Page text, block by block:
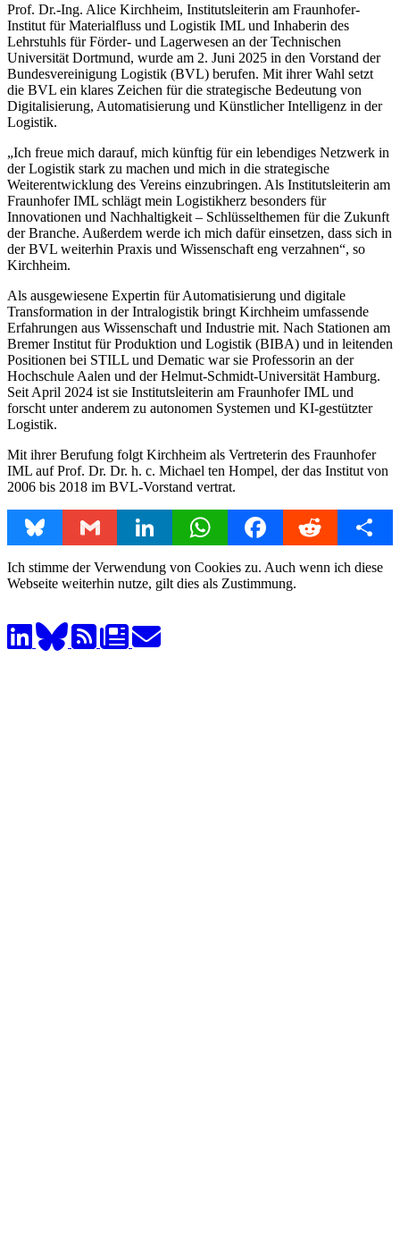
Prof. Dr.-Ing. Alice Kirchheim, Institutsleiterin am Fraunhofer-
Institut für Materialfluss und Logistik IML und Inhaberin des
Lehrstuhls für Förder- und Lagerwesen an der Technischen
Universität Dortmund, wurde am 2. Juni 2025 in den Vorstand der
Bundesvereinigung Logistik (BVL) berufen. Mit ihrer Wahl setzt
die BVL ein klares Zeichen für die strategische Bedeutung von
Digitalisierung, Automatisierung und Künstlicher Intelligenz in der
Logistik.
„Ich freue mich darauf, mich künftig für ein lebendiges Netzwerk in
der Logistik stark zu machen und mich in die strategische
Weiterentwicklung des Vereins einzubringen. Als Institutsleiterin am
Fraunhofer IML schlägt mein Logistikherz besonders für
Innovationen und Nachhaltigkeit – Schlüsselthemen für die Zukunft
der Branche. Außerdem werde ich mich dafür einsetzen, dass sich in
der BVL weiterhin Praxis und Wissenschaft eng verzahnen“, so
Kirchheim.
Als ausgewiesene Expertin für Automatisierung und digitale
Transformation in der Intralogistik bringt Kirchheim umfassende
Erfahrungen aus Wissenschaft und Industrie mit. Nach Stationen am
Bremer Institut für Produktion und Logistik (BIBA) und in leitenden
Positionen bei STILL und Dematic war sie Professorin an der
Hochschule Aalen und der Helmut-Schmidt-Universität Hamburg.
Seit April 2024 ist sie Institutsleiterin am Fraunhofer IML und
forscht unter anderem zu autonomen Systemen und KI-gestützter
Logistik.
Mit ihrer Berufung folgt Kirchheim als Vertreterin des Fraunhofer
IML auf Prof. Dr. Dr. h. c. Michael ten Hompel, der das Institut von
2006 bis 2018 im BVL-Vorstand vertrat.
Bluesky Gmail LinkedIn WhatsAppFacebookReddit Share
Ich stimme der Verwendung von Cookies zu. Auch wenn ich diese
Webseite weiterhin nutze, gilt dies als Zustimmung.